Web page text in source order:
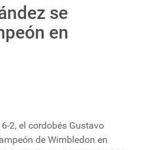
se
en
2, el cordobés Gustavo
de Wimbledon en